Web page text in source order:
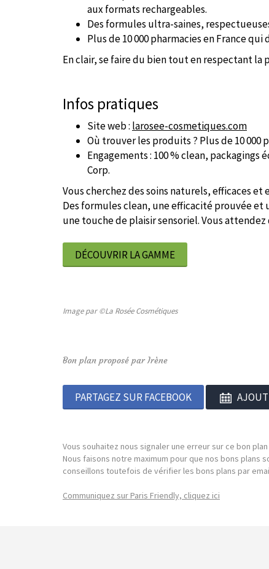
aux formats rechargeables.
Des formules ultra-saines,
Plus de 10 000 pharmacies en France
En clair, se faire du bien tout en respectant la
Infos pratiques
Site web : larosee-cosmetiques.com
Où trouver les produits ? Plus de 10 000
Engagements : 100 % clean,
Corp.
Vous cherchez des soins naturels, efficaces et
Des formules clean, une efficacité prouvée
une touche de plaisir sensoriel. Vous
DÉCOUVRIR LA GAMME
Image par ©La Rosée Cosmétiques
Bon plan proposé par Irène
PARTAGEZ SUR FACEBOOK
Vous souhaitez nous signaler une erreur sur ce bon plan
Nous faisons notre maximum pour que nos bons plans
conseillons toutefois de vérifier les bons plans par
Communiquez sur Paris Friendly, cliquez ici